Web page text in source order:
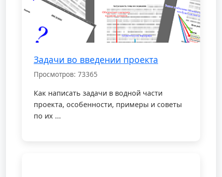
Задачи во введении проекта
Просмотров: 73365
Как написать задачи в водной части
проекта, особенности, примеры и советы
по их ...